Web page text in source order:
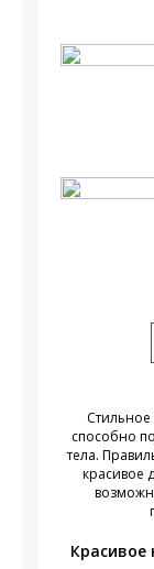
способно
тела.
красивое
Красивое